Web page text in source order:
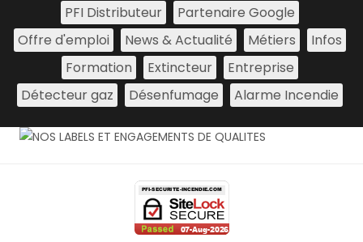
PFI Distributeur
Partenaire Google
Offre d'emploi
News & Actualité Métiers
Infos
Formation
Extincteur
Entreprise
Détecteur gaz
Désenfumage Alarme Incendie